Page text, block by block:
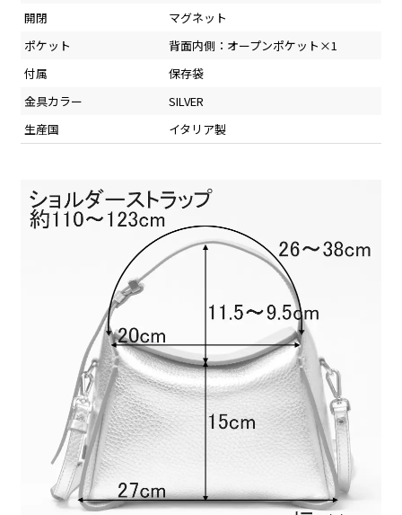
開閉
マグネット
ポケット
背面内側：オープンポケット×1
付属
保存袋
金具カラー
SILVER
生産国
イタリア製